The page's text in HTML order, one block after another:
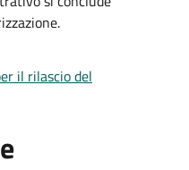
il rilascio del